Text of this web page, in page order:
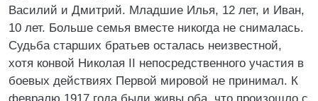
Василий и Дмитрий. Младшие Илья, 12 лет, и Иван,
10 лет. Больше семья вместе никогда не снималась.
Судьба старших братьев осталась неизвестной,
хотя конвой Николая II непосредственного участия в
боевых действиях Первой мировой не принимал. К